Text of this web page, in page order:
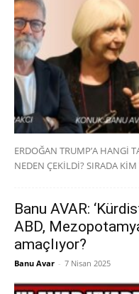
ERDOĞAN TRUMP’A HANGİ
NEDEN ÇEKİLDİ? SIRADA KİM
Banu AVAR:
ABD,
amaçlıyor?
Banu Avar - 7 Nisan 2025